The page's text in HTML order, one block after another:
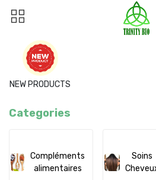
NEW PRODUCTS
Categories
Compléments
alimentaires
Soins